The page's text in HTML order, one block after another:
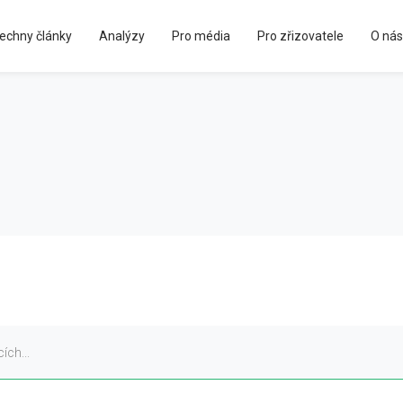
články Analýzy Pro média Pro zřizovatele O nás